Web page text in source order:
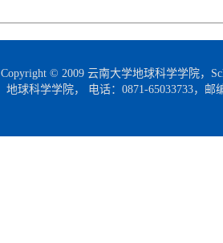
Copyright © 2009 云南大学地球科学学院，
地球科学学院， 电话：0871-65033733，邮